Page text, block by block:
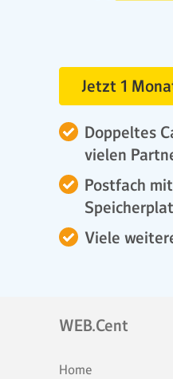
Doppeltes
vielen
Postfach
Viele
Jetzt 1
WEB.Cent
Home